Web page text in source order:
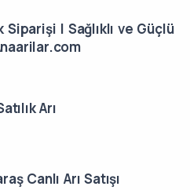
Siparişi | Sağlıklı ve Güçlü
Arı
Canlı Arı Satışı